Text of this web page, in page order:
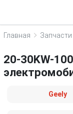
Главная Запчасти
20-30KW-
Geely